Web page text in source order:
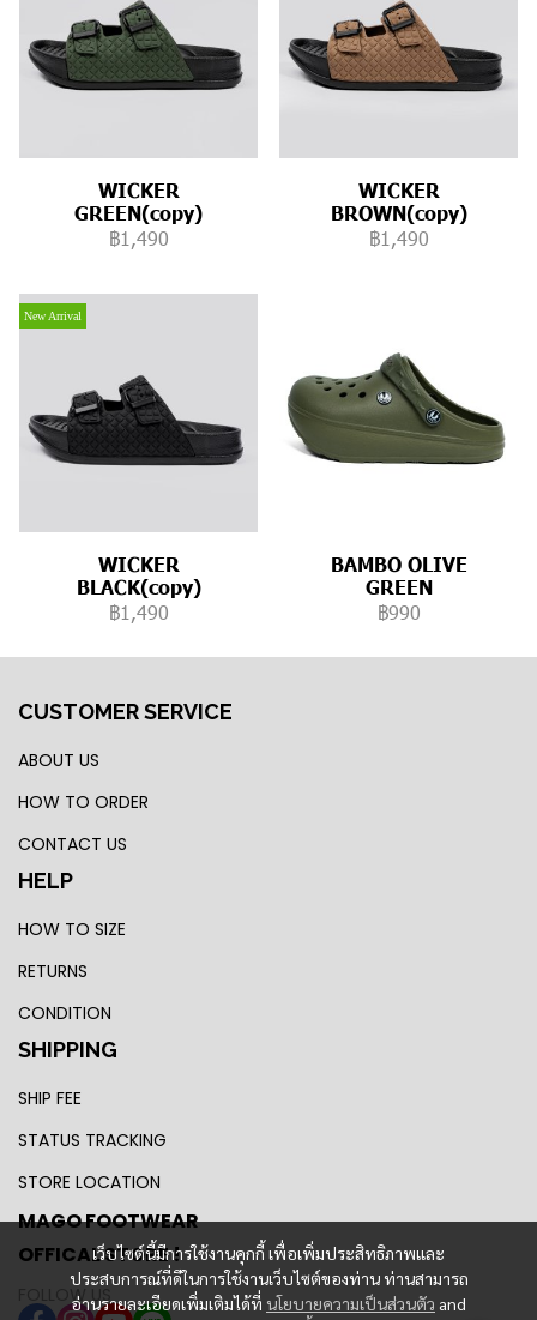
WICKER
GREEN(copy)
฿1,490
WICKER
BROWN(copy)
฿1,490
New Arrival
WICKER
BLACK(copy)
฿1,490
BAMBO OLIVE
GREEN
฿990
เว็บไซต์นี้มีการใช้งานคุกกี้ เพื่อเพิ่มประสิทธิภาพและ
ประสบการณ์ที่ดีในการใช้งานเว็บไซต์ของท่าน ท่านสามารถ
อ่านรายละเอียดเพิ่มเติมได้ที่ นโยบายความเป็นส่วนตัว and
CUSTOMER SERVICE
ABOUT US
HOW TO ORDER
CONTACT US
HELP
HOW TO SIZE
RETURNS
CONDITION
SHIPPING
SHIP FEE
STATUS TRACKING
STORE LOCATION
MAGO FOOTWEAR
OFFICAL STORE !
FOLLOW US